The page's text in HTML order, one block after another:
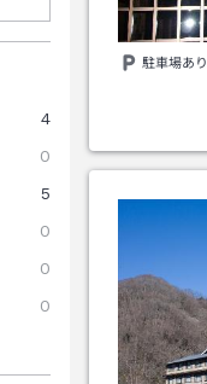
4
0
5
0
0
0
駐車場あり